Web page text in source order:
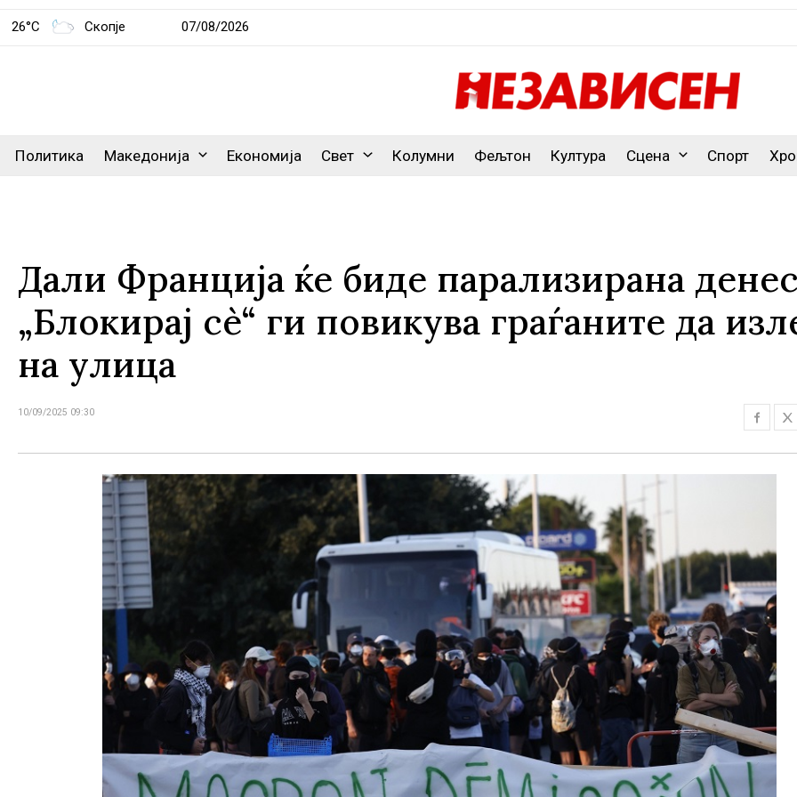
26°C Скопје 07/08/2026
Политика Македонија Економија Свет Колумни Фељтон Култура Сцена Спорт
Дали Франција ќе биде парализирана
„Блокирај сè“ ги повикува граѓаните да
на улица
10/09/2025 09:30